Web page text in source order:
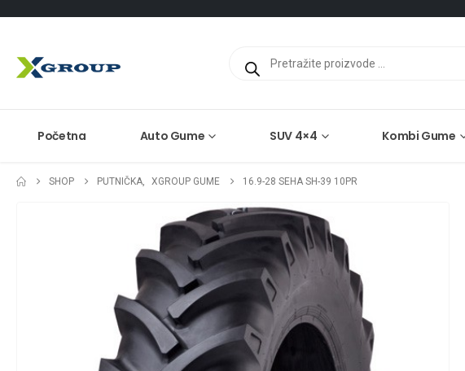
search
Početna Auto Gume SUV 4×4 Kombi Gume
SHOP PUTNIČKA, XGROUP GUME 16.9-28 SEHA SH-39 10PR